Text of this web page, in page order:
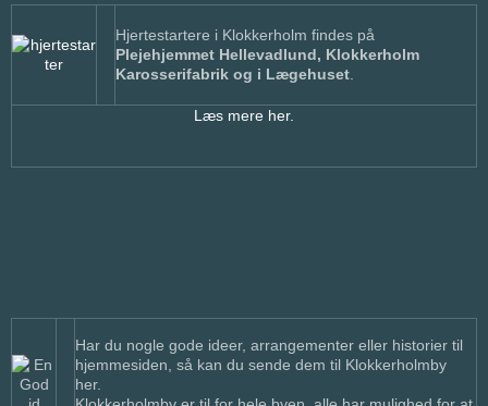
Hjertestartere i Klokkerholm findes på
Plejehjemmet Hellevadlund, Klokkerholm
Karosserifabrik og i Lægehuset.
Læs mere her.
Har du nogle gode ideer, arrangementer eller historier til
hjemmesiden, så kan du sende dem til Klokkerholmby
her.